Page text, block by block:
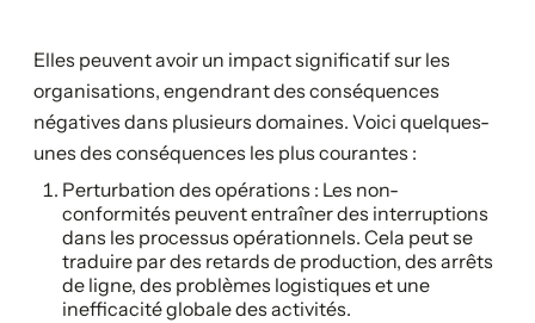
Elles peuvent avoir un impact significatif sur les
organisations, engendrant des conséquences
négatives dans plusieurs domaines. Voici quelques-
unes des conséquences les plus courantes :
Perturbation des opérations : Les non-
conformités peuvent entraîner des interruptions
dans les processus opérationnels. Cela peut se
traduire par des retards de production, des arrêts
de ligne, des problèmes logistiques et une
inefficacité globale des activités.